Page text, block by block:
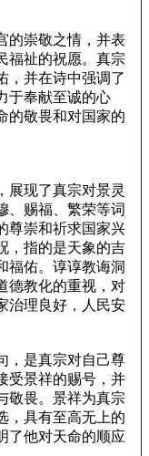
的崇敬之情，并表
福祉的祝愿。真宗
，并在诗中强调了
于奉献至诚的心
的敬畏和对国家的
展现了真宗对景灵
、赐福、繁荣等词
尊崇和祈求国家兴
，指的是天象的吉
福佑。谆谆教诲洞
德教化的重视，对
治理良好，人民安
，是真宗对自己尊
受景祥的赐号，并
敬畏。景祥为真宗
，具有至高无上的
了他对天命的顺应